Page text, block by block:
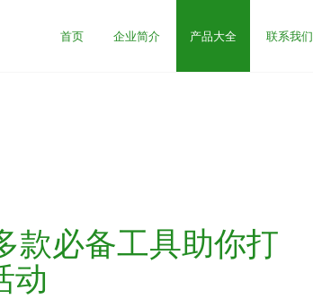
首页 企业简介 产品大全 联系我们
款必备工具助你打
动